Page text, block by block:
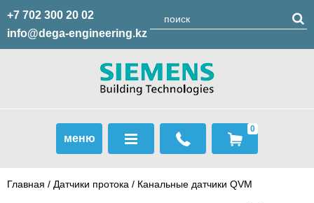
+7 702 300 20 02
info@dega-engineering.kz
меню
0
Главная / Датчики протока / Канальные датчики QVM